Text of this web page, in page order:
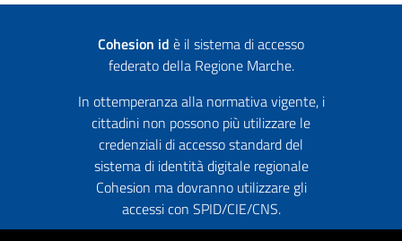
Cohesion id è il sistema di accesso
federato della Regione Marche.
In ottemperanza alla normativa vigente, i
cittadini non possono più utilizzare le
credenziali di accesso standard del
sistema di identità digitale regionale
Cohesion ma dovranno utilizzare gli
accessi con SPID/CIE/CNS.